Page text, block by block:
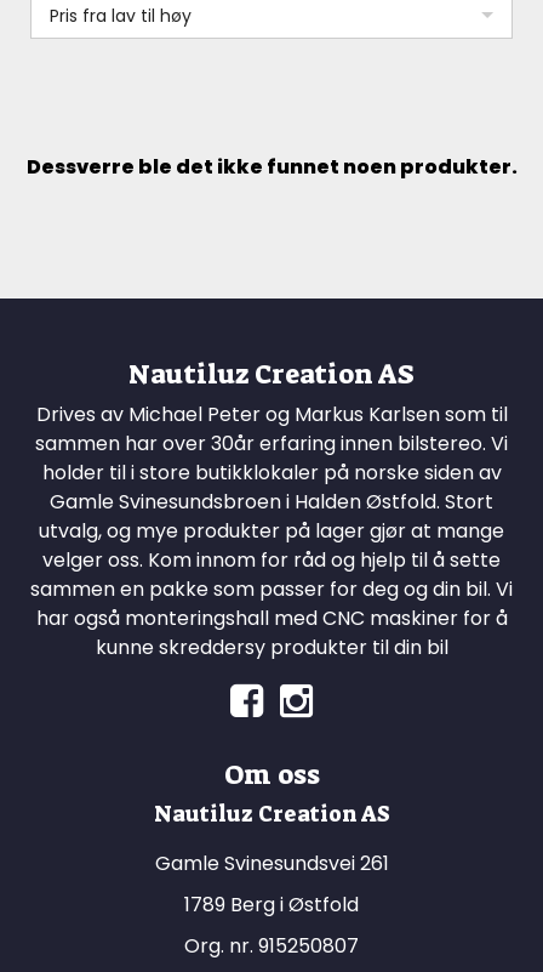
Pris fra lav til høy
Dessverre ble det ikke funnet noen produkter.
Nautiluz Creation AS
Drives av Michael Peter og Markus Karlsen som til
sammen har over 30år erfaring innen bilstereo. Vi
holder til i store butikklokaler på norske siden av
Gamle Svinesundsbroen i Halden Østfold. Stort
utvalg, og mye produkter på lager gjør at mange
velger oss. Kom innom for råd og hjelp til å sette
sammen en pakke som passer for deg og din bil. Vi
har også monteringshall med CNC maskiner for å
kunne skreddersy produkter til din bil
Om oss
Nautiluz Creation AS
Gamle Svinesundsvei 261
1789 Berg i Østfold
Org. nr. 915250807